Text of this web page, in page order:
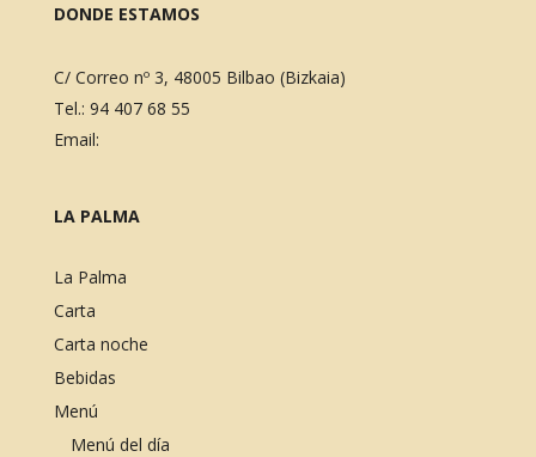
DONDE ESTAMOS
C/ Correo nº 3, 48005 Bilbao (Bizkaia)
Tel.: 94 407 68 55
Email:
LA PALMA
La Palma
Carta
Carta noche
Bebidas
Menú
Menú del día